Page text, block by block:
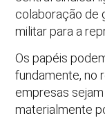
colaboração de
militar para a
Os papéis
fundamente, no
empresas
materialmente